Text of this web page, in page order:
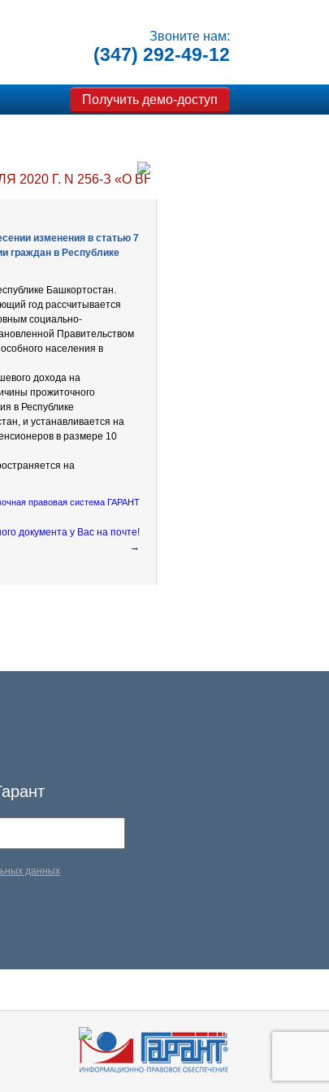
Звоните нам:
(347) 292-49-12
Получить демо-доступ
2020 Г. N 256-З «О ВНЕСЕНИИ
изменения в статью 7
граждан в Республике
Башкортостан.
год рассчитывается
социально-
Правительством
населения в
дохода на
прожиточного
в Республике
и устанавливается на
в размере 10
на
правовая система ГАРАНТ
→
данных